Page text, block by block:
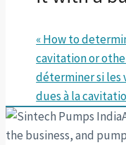
« How to
cavitation or
déterminer si les
dues à la
the business, and